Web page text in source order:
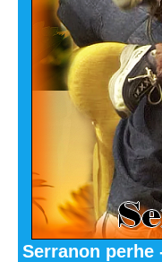
Serranon